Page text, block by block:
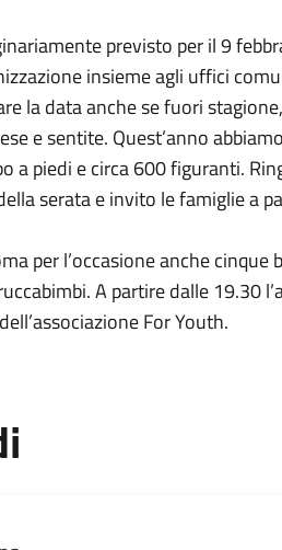
previsto per il 9
insieme agli uffici
la data anche se fuori
e sentite. Quest’anno
a piedi e circa 600 figuranti.
serata e invito le famiglie a
per l’occasione anche
A partire dalle 19.30
For Youth.